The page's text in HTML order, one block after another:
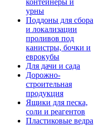
контейнеры и
урны
Поддоны для сбора
и локализации
проливов под
канистры, бочки и
еврокубы
Для дачи и сада
Дорожно-
строительная
продукция
Ящики для песка,
соли и реагентов
Пластиковые ведра